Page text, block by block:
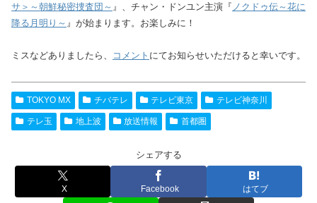
サ＞～朝鮮秘密捜査団～ 』、チャン・ドンユン主演『 ノクドゥ伝～花に
降る月明り～ 』が始まります。お楽しみに！
ミスなどありましたら、 コメント にてお知らせいただけると幸いです。
TOKYO MX チバテレ テレビ東京 テレビ神奈川
テレ玉 地上波 放送情報 首都圏
シェアする
X Facebook はてブ